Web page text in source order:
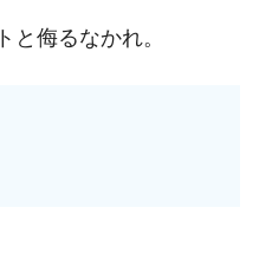
と侮るなかれ。